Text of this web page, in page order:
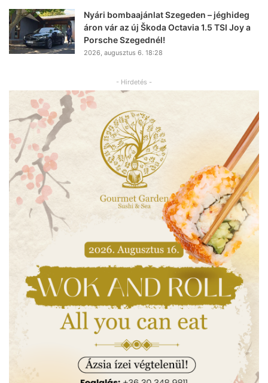
Nyári bombaajánlat Szegeden – jéghideg
áron vár az új Škoda Octavia 1.5 TSI Joy a
Porsche Szegednél!
2026, augusztus 6. 18:28
- Hirdetés -